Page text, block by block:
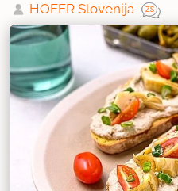
HOFER Slovenija